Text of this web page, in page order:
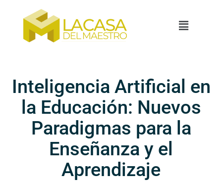
Inteligencia Artificial en
la Educación: Nuevos
Paradigmas para la
Enseñanza y el
Aprendizaje